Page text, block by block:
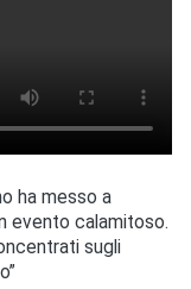
ha messo a
evento calamitoso.
sugli